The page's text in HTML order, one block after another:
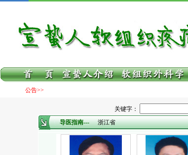
公告>>
关键字：
导医指南---
浙江省